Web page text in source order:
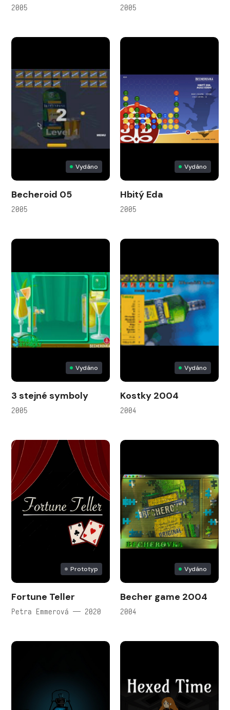
2005 2005
Vydáno
Becheroid 05
2005
Vydáno
Hbitý Eda
2005
Vydáno
3 stejné symboly
2005
Vydáno
Kostky 2004
2004
Prototyp
Fortune Teller
Petra Emmerová — 2020
Vydáno
Becher game 2004
2004